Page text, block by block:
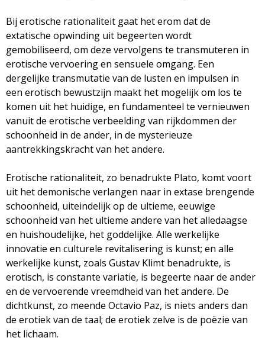
Bij erotische rationaliteit gaat het erom dat de
extatische opwinding uit begeerten wordt
gemobiliseerd, om deze vervolgens te transmuteren in
erotische vervoering en sensuele omgang. Een
dergelijke transmutatie van de lusten en impulsen in
een erotisch bewustzijn maakt het mogelijk om los te
komen uit het huidige, en fundamenteel te vernieuwen
vanuit de erotische verbeelding van rijkdommen der
schoonheid in de ander, in de mysterieuze
aantrekkingskracht van het andere.
Erotische rationaliteit, zo benadrukte Plato, komt voort
uit het demonische verlangen naar in extase brengende
schoonheid, uiteindelijk op de ultieme, eeuwige
schoonheid van het ultieme andere van het alledaagse
en huishoudelijke, het goddelijke. Alle werkelijke
innovatie en culturele revitalisering is kunst; en alle
werkelijke kunst, zoals Gustav Klimt benadrukte, is
erotisch, is constante variatie, is begeerte naar de ander
en de vervoerende vreemdheid van het andere. De
dichtkunst, zo meende Octavio Paz, is niets anders dan
de erotiek van de taal; de erotiek zelve is de poëzie van
het lichaam.